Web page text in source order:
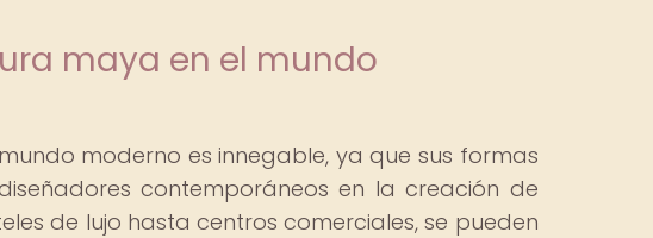
maya en el mundo
moderno es innegable, ya que sus formas
contemporáneos en la creación de
de lujo hasta centros comerciales, se pueden